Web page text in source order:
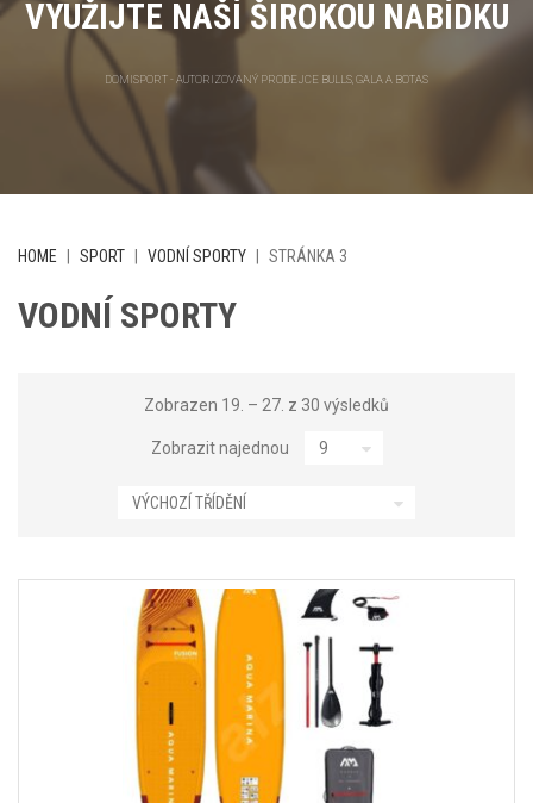
VYUŽIJTE NAŠÍ ŠIROKOU NABÍDKU
DOMISPORT - AUTORIZOVANÝ PRODEJCE BULLS, GALA A BOTAS
HOME SPORT VODNÍ SPORTY STRÁNKA 3
VODNÍ SPORTY
Zobrazen 19. – 27. z 30 výsledků
Zobrazit najednou